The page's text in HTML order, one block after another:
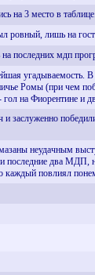
на 3 место в
лишь на
последних мдп
угадываемость. В
Ромы (при чем
на Фиорентине и
неудачным
два МДП,
каждый повлиял